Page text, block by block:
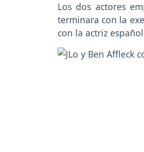
Los dos actores
terminara con la
con la actriz